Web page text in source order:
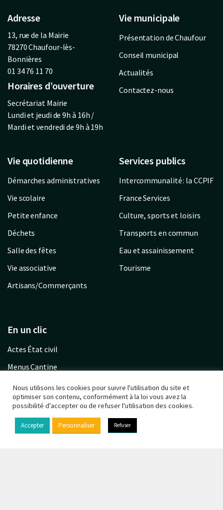
Adresse
13, rue de la Mairie
78270 Chaufour-lès-
Bonnières
01 34 76 11 70
Horaires d’ouverture
Secrétariat Mairie
Lundi et jeudi de 9h à 16h /
Mardi et vendredi de 9h à 19h
Vie municipale
Présentation de Chaufour
Conseil municipal
Actualités
Contactez-nous
Vie quotidienne
Démarches administratives
Vie scolaire
Petite enfance
Déchets
Salle des fêtes
Vie associative
Artisans/Commerçants
Services publics
Intercommunalité : la CCPIF
France Services
Culture, sports et loisirs
Transports en commun
Eau et assainissement
Tourisme
En un clic
Actes État civil
Menus Cantine
Garderie communale
Urbanisme PLU
Calendrier déchets
Nous utilisons les cookies pour suivre l'utilisation du site et
optimiser son contenu, conformément à la loi vous avez la
possibilité d'accepter ou de refuser l'utilisation des cookies.
Accepter Personnaliser Refuser